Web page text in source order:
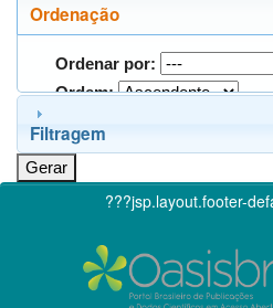
Ordenação
Ordenar por:
Ordem:
Filtragem
???jsp.layout.footer-